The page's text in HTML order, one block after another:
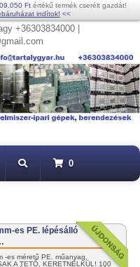
Ft értékű termék cserélt gazdát!
indítok! <<
+36303834000 |
0
es PE. lépésálló
-es méretű PE. műanyag,
A TETŐ, KERETNÉLKÜL! 100